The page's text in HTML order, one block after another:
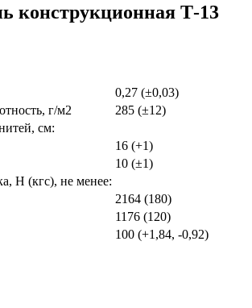
конструкционная Т-13
0,27 (±0,03)
г/м2
285 (±12)
см:
16 (+1)
10 (±1)
Н (кгс), не менее:
2164 (180)
1176 (120)
100 (+1,84, -0,92)